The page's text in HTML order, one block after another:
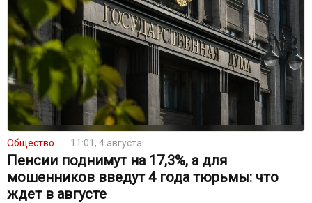
Общество 11:01, 4 августа
Пенсии поднимут на 17,3%, а для
мошенников введут 4 года тюрьмы: что
ждет в августе